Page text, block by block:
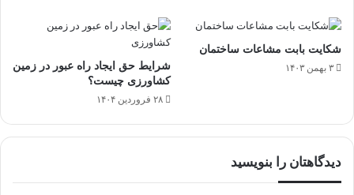
شکایت بابت مشاعات ساختمان
۳ بهمن ۱۴۰۳
شرایط حق ایجاد راه عبور در زمین
کشاورزی چیست؟
۲۸ فروردین ۱۴۰۴
دیدگاهتان را بنویسید